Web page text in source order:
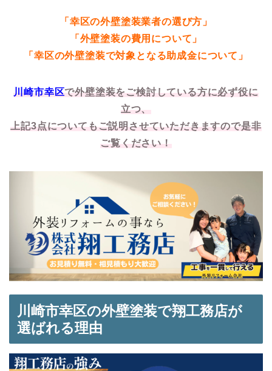
「幸区の外壁塗装業者の選び方」
「外壁塗装の費用について」
「幸区の外壁塗装で対象となる助成金について」
川崎市幸区で外壁塗装をご検討している方に必ず役に
立つ、
上記3点についてもご説明させていただきますので是非
ご覧ください！
川崎市幸区の外壁塗装で翔工務店が
選ばれる理由